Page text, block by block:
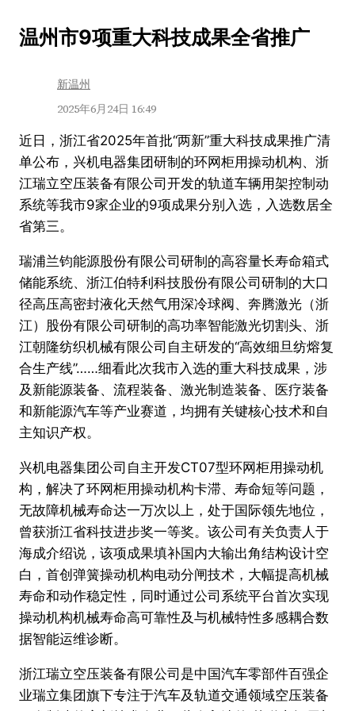
温州市9项重大科技成果全省推广
新温州
2025年6月24日 16:49
近日，浙江省2025年首批“两新”重大科技成果推广清
单公布，兴机电器集团研制的环网柜用操动机构、浙
江瑞立空压装备有限公司开发的轨道车辆用架控制动
系统等我市9家企业的9项成果分别入选，入选数居全
省第三。
瑞浦兰钧能源股份有限公司研制的高容量长寿命箱式
储能系统、浙江伯特利科技股份有限公司研制的大口
径高压高密封液化天然气用深冷球阀、奔腾激光（浙
江）股份有限公司研制的高功率智能激光切割头、浙
江朝隆纺织机械有限公司自主研发的“高效细旦纺熔复
合生产线”……细看此次我市入选的重大科技成果，涉
及新能源装备、流程装备、激光制造装备、医疗装备
和新能源汽车等产业赛道，均拥有关键核心技术和自
主知识产权。
兴机电器集团公司自主开发CT07型环网柜用操动机
构，解决了环网柜用操动机构卡滞、寿命短等问题，
无故障机械寿命达一万次以上，处于国际领先地位，
曾获浙江省科技进步奖一等奖。该公司有关负责人于
海成介绍说，该项成果填补国内大输出角结构设计空
白，首创弹簧操动机构电动分闸技术，大幅提高机械
寿命和动作稳定性，同时通过公司系统平台首次实现
操动机构机械寿命高可靠性及与机械特性多感耦合数
据智能运维诊断。
浙江瑞立空压装备有限公司是中国汽车零部件百强企
业瑞立集团旗下专注于汽车及轨道交通领域空压装备